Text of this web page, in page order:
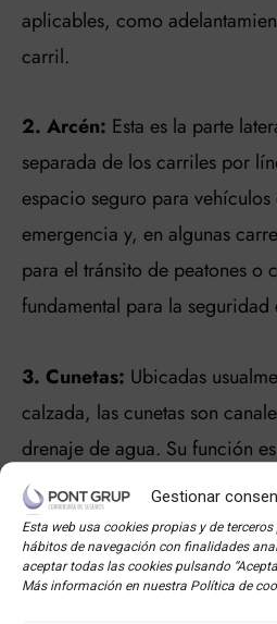
Gestionar
Esta web usa cookies propias y de
hábitos de navegación con finalidades
aceptar todas las cookies pulsando
Más información en nuestra Política de
aplicables, como
carril.
2. Arcén: Esta es la parte
separada de los carriles por
espacio seguro para vehículos
emergencia y, en algunas
para el tránsito de peatones o
fundamental para la seguridad
3. Cunetas: Ubicadas
calzada, las cunetas son
drenaje de agua. Su función
de agua en la carretera, lo que
accidentes o deterioro de la
4. Mediana o Separador